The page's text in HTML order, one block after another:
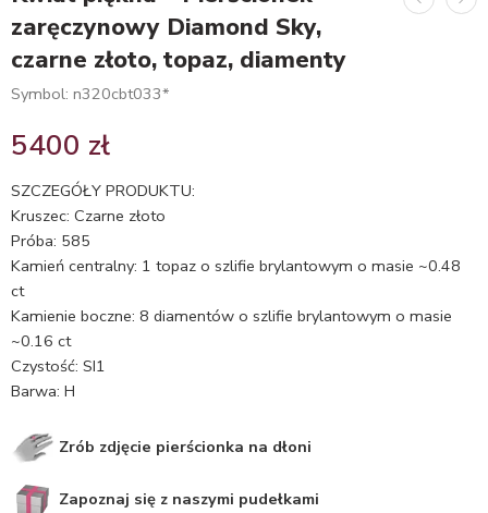
zaręczynowy Diamond Sky,
czarne złoto, topaz, diamenty
Symbol: n320cbt033*
5400 zł
SZCZEGÓŁY PRODUKTU:
Kruszec: Czarne złoto
Próba: 585
Kamień centralny: 1 topaz o szlifie brylantowym o masie ~0.48
ct
Kamienie boczne: 8 diamentów o szlifie brylantowym o masie
~0.16 ct
Czystość: SI1
Barwa: H
Zrób zdjęcie pierścionka na dłoni
Zapoznaj się z naszymi pudełkami